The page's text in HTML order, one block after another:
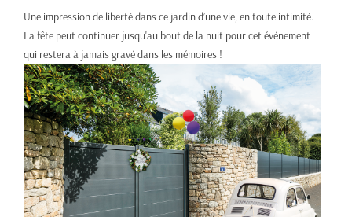
Une impression de liberté dans ce jardin d’une vie, en toute intimité.
La fête peut continuer jusqu'au bout de la nuit pour cet événement
qui restera à jamais gravé dans les mémoires !